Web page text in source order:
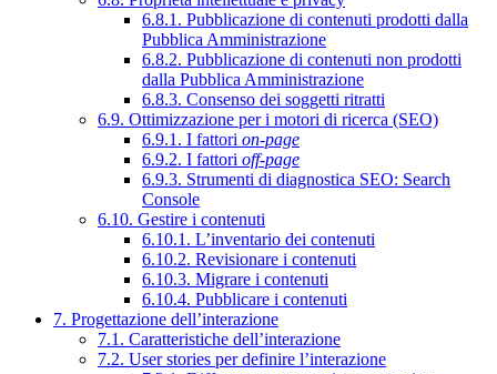
6.8.1. Pubblicazione di contenuti prodotti dalla
Pubblica Amministrazione
6.8.2. Pubblicazione di contenuti non prodotti
dalla Pubblica Amministrazione
6.8.3. Consenso dei soggetti ritratti
6.9. Ottimizzazione per i motori di ricerca (SEO)
6.9.1. I fattori on-page
6.9.2. I fattori off-page
6.9.3. Strumenti di diagnostica SEO: Search
Console
6.10. Gestire i contenuti
6.10.1. L’inventario dei contenuti
6.10.2. Revisionare i contenuti
6.10.3. Migrare i contenuti
6.10.4. Pubblicare i contenuti
7. Progettazione dell’interazione
7.1. Caratteristiche dell’interazione
7.2. User stories per definire l’interazione